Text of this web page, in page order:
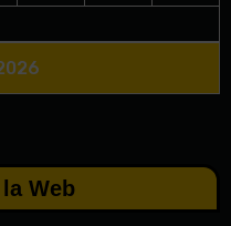
Web